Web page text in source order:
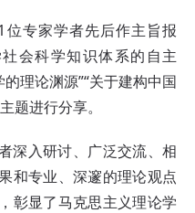
专家学者先后作主旨报
会科学知识体系的自主
理论渊源”“关于建构中国
题进行分享。
深入研讨、广泛交流、相
和专业、深邃的理论观点
彰显了马克思主义理论学